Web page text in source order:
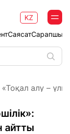
Саясат
KZ
«Тоқал алу –
айтты